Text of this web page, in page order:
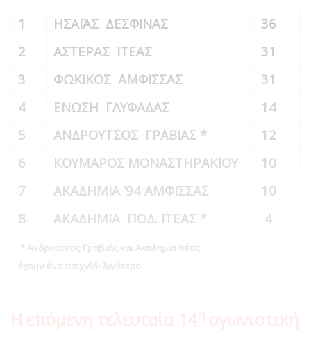
1 ΗΣΑΪΑΣ ΔΕΣΦΙΝΑΣ
36
2
ΑΣΤΕΡΑΣ ΙΤΕΑΣ
31
3
ΦΩΚΙΚΟΣ ΑΜΦΙΣΣΑΣ
31
4
ΕΝΩΣΗ ΓΛΥΦΑΔΑΣ
14
5
ΑΝΔΡΟΥΤΣΟΣ ΓΡΑΒΙΑΣ *
12
6
ΚΟΥΜΑΡΟΣ ΜΟΝΑΣΤΗΡΑΚΙΟΥ
10
7
ΑΚΑΔΗΜΙΑ ’94 ΑΜΦΙΣΣΑΣ
10
8
ΑΚΑΔΗΜΙΑ ΠΟΔ. ΙΤΕΑΣ * 4
* Ανδρούτσος Γραβιάς και Ακαδημία Ιτέας
έχουν ένα παιχνίδι λιγότερο